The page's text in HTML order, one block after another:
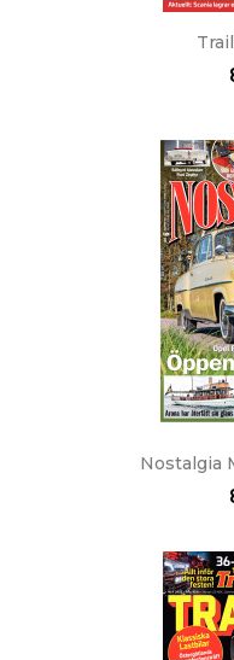
Nostalgia